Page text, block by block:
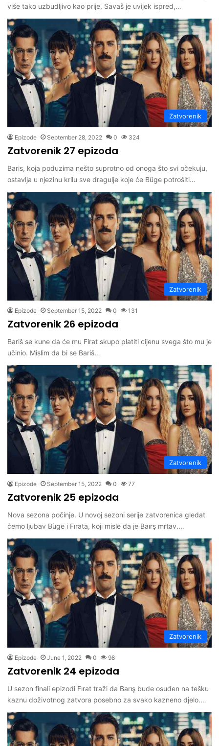
više tako uzbudljivo kao prije, Savaš je uvijek ispred,…
Zatvorenik
Epizode September 28, 2022 0 324
Zatvorenik 27 epizoda
Baris, koja poduzima nešto suprotno od onoga što svi očekuju,
ostavlja u njezinu krilu sve dragulje koje će Büge potrošiti…
Zatvorenik
Epizode September 15, 2022 0 131
Zatvorenik 26 epizoda
Bariš se kune da će mu Firat skupo platiti cijenu svega što mu je
učinio. Mislim da bi se Bariš…
Zatvorenik
Epizode September 15, 2022 0 77
Zatvorenik 25 epizoda
Nova sezona počinje. U novoj sezoni serije zatvorenica gledat
ćemo ljubav Büge i Fırata, koji misle da je Baırş mrtav.…
Zatvorenik
Epizode June 1, 2022 0 98
Zatvorenik 24 epizoda
U sezon finali epizodi Fırat traži da Barış bude osuđen na tešku
kaznu doživotnog zatvora posebno za svako kazneno djelo.…